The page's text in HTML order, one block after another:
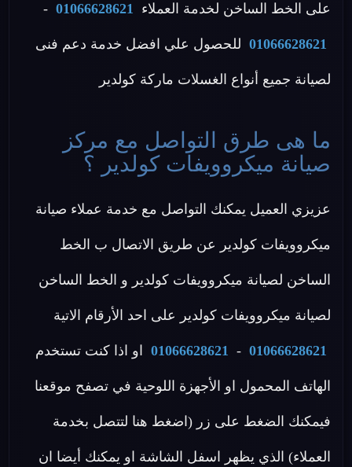
على الخط الساخن لخدمة العملاء 01066628621
-
01066628621 للحصول علي افضل خدمة دعم فنى
لصيانة جميع أنواع الغسلات ماركة كولدير
ما هى طرق التواصل مع مركز
صيانة ميكروويفات كولدير ؟
عزيزي العميل يمكنك التواصل مع خدمة عملاء صيانة
ميكروويفات كولدير عن طريق الاتصال ب الخط
الساخن لصيانة ميكروويفات كولدير و الخط الساخن
لصيانة ميكروويفات كولدير على احد الأرقام الاتية
01066628621
-
01066628621 او اذا كنت تستخدم
الهاتف المحمول او الأجهزة اللوحية في تصفح موقعنا
فيمكنك الضغط على زر (اضغط هنا لتتصل بخدمة
العملاء) الذي يظهر اسفل الشاشة او يمكنك أيضا ان